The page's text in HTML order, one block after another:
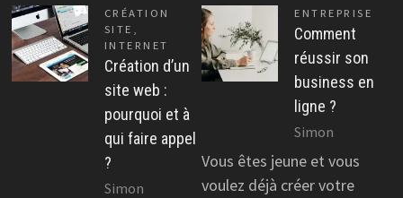
CRÉATION
SITE
INTERNET
Création d’un
site web :
pourquoi et à
qui faire appel
?
Simon
ENTREPRISE
Comment
réussir son
business en
ligne ?
Simon
Vous êtes jeune et vous
voulez déjà créer votre